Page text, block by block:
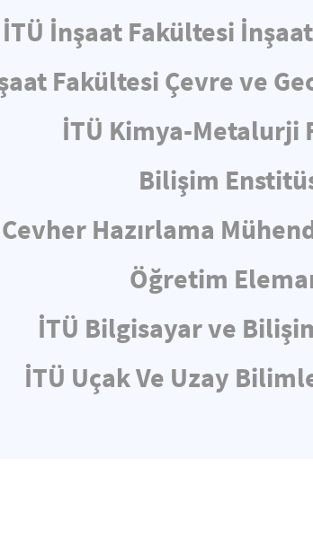
İTÜ İnşaat Fakültesi
Fakültesi Çevre ve
İTÜ Kimya-Metalurji
Bilişim
Cevher Hazırlama
Öğretim
İTÜ Bilgisayar ve
İTÜ Uçak Ve Uzay